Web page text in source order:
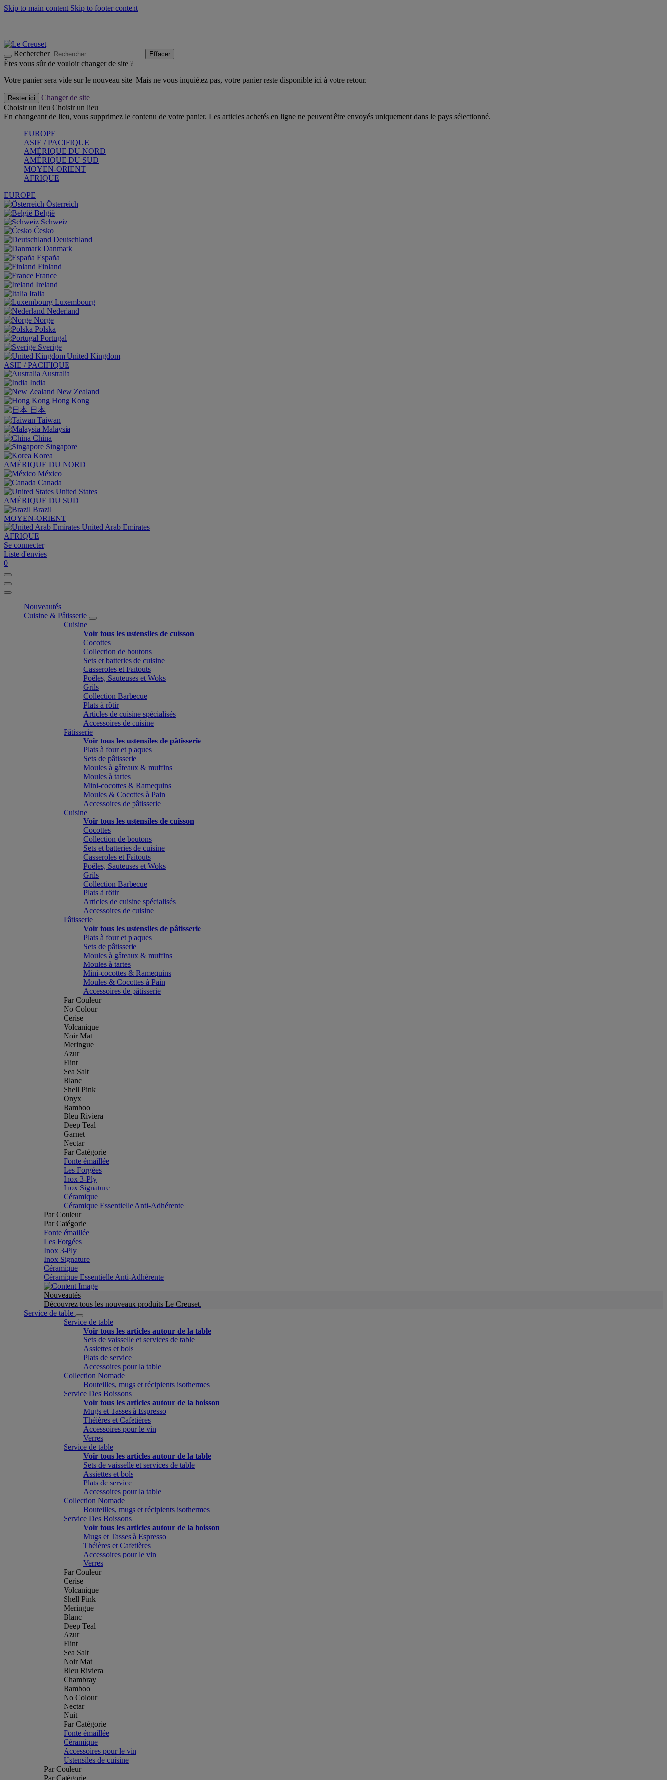
Skip to main content Skip to footer content
Rechercher Effacer
Êtes vous sûr de vouloir changer de site ?
Votre panier sera vide sur le nouveau site. Mais ne vous inquiétez pas, votre panier reste disponible ici à votre retour.
Rester ici
Changer de site
Choisir un lieu Choisir un lieu
En changeant de lieu, vous supprimez le contenu de votre panier. Les articles achetés en ligne ne peuvent être envoyés uniquement dans le pays sélectionné.
EUROPE
ASIE / PACIFIQUE
AMÉRIQUE DU NORD
AMÉRIQUE DU SUD
MOYEN-ORIENT
AFRIQUE
EUROPE
Österreich
België
Schweiz
Česko
Deutschland
Danmark
España
Finland
France
Ireland
Italia
Luxembourg
Nederland
Norge
Polska
Portugal
Sverige
United Kingdom
ASIE / PACIFIQUE
Australia
India
New Zealand
Hong Kong
日本
Taiwan
Malaysia
China
Singapore
Korea
AMÉRIQUE DU NORD
México
Canada
United States
AMÉRIQUE DU SUD
Brazil
MOYEN-ORIENT
United Arab Emirates
AFRIQUE
Se connecter
Liste d'envies
0
Nouveautés
Cuisine & Pâtisserie
Cuisine
Voir tous les ustensiles de cuisson
Cocottes
Collection de boutons
Sets et batteries de cuisine
Casseroles et Faitouts
Poêles, Sauteuses et Woks
Grils
Collection Barbecue
Plats à rôtir
Articles de cuisine spécialisés
Accessoires de cuisine
Pâtisserie
Voir tous les ustensiles de pâtisserie
Plats à four et plaques
Sets de pâtisserie
Moules à gâteaux & muffins
Moules à tartes
Mini-cocottes & Ramequins
Moules & Cocottes à Pain
Accessoires de pâtisserie
Cuisine
Voir tous les ustensiles de cuisson
Cocottes
Collection de boutons
Sets et batteries de cuisine
Casseroles et Faitouts
Poêles, Sauteuses et Woks
Grils
Collection Barbecue
Plats à rôtir
Articles de cuisine spécialisés
Accessoires de cuisine
Pâtisserie
Voir tous les ustensiles de pâtisserie
Plats à four et plaques
Sets de pâtisserie
Moules à gâteaux & muffins
Moules à tartes
Mini-cocottes & Ramequins
Moules & Cocottes à Pain
Accessoires de pâtisserie
Par Couleur
No Colour
Cerise
Volcanique
Noir Mat
Meringue
Azur
Flint
Sea Salt
Blanc
Shell Pink
Onyx
Bamboo
Bleu Riviera
Deep Teal
Garnet
Nectar
Par Catégorie
Fonte émaillée
Les Forgées
Inox 3-Ply
Inox Signature
Céramique
Céramique Essentielle Anti-Adhérente
Par Couleur
Par Catégorie
Fonte émaillée
Les Forgées
Inox 3-Ply
Inox Signature
Céramique
Céramique Essentielle Anti-Adhérente
Nouveautés
Découvrez tous les nouveaux produits Le Creuset.
Service de table
Service de table
Voir tous les articles autour de la table
Sets de vaisselle et services de table
Assiettes et bols
Plats de service
Accessoires pour la table
Collection Nomade
Bouteilles, mugs et récipients isothermes
Service Des Boissons
Voir tous les articles autour de la boisson
Mugs et Tasses à Espresso
Théières et Cafetières
Accessoires pour le vin
Verres
Service de table
Voir tous les articles autour de la table
Sets de vaisselle et services de table
Assiettes et bols
Plats de service
Accessoires pour la table
Collection Nomade
Bouteilles, mugs et récipients isothermes
Service Des Boissons
Voir tous les articles autour de la boisson
Mugs et Tasses à Espresso
Théières et Cafetières
Accessoires pour le vin
Verres
Par Couleur
Cerise
Volcanique
Shell Pink
Meringue
Blanc
Deep Teal
Azur
Flint
Sea Salt
Noir Mat
Bleu Riviera
Chambray
Bamboo
No Colour
Nectar
Nuit
Par Catégorie
Fonte émaillée
Céramique
Accessoires pour le vin
Ustensiles de cuisine
Par Couleur
Par Catégorie